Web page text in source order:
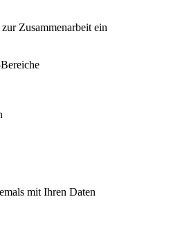
Zusammenarbeit ein
mit Ihren Daten